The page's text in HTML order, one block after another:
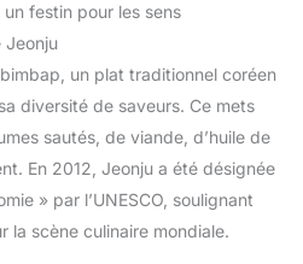
festin pour les sens
Jeonju
un plat traditionnel coréen
diversité de saveurs. Ce mets
sautés, de viande, d’huile de
En 2012, Jeonju a été désignée
» par l’UNESCO, soulignant
la scène culinaire mondiale.